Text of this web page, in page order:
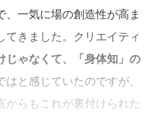
一気に場の創造性が高ま
てきました。クリエイティ
じゃなくて、「身体知」の
はと感じていたのですが、
からもこれが裏付けられた